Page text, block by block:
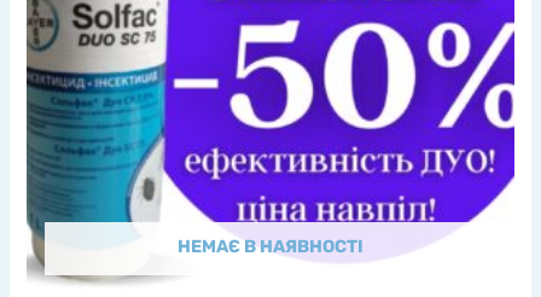
НЕМАЄ В НАЯВНОСТІ